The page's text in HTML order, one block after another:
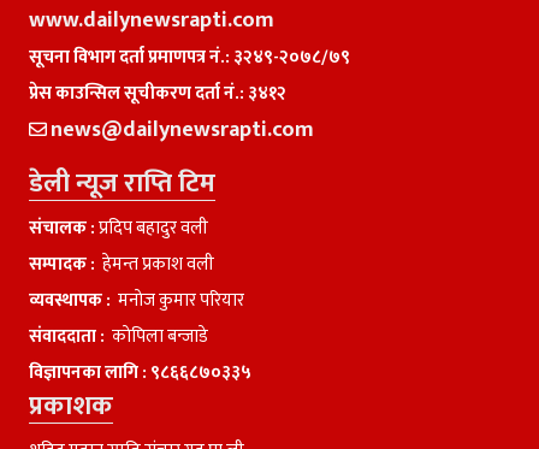
www.dailynewsrapti.com
सूचना विभाग दर्ता प्रमाणपत्र नं.: ३२४९-२०७८/७९
प्रेस काउन्सिल सूचीकरण दर्ता नं.: ३४१२
news@dailynewsrapti.com
डेली न्यूज राप्ति टिम
संचालक :प्रदिप बहादुर वली
सम्पादक : हेमन्त प्रकाश वली
व्यवस्थापक : मनाेज कुमार परियार
संवाददाता : काेपिला बन्जाडे
विज्ञापनका लागि : ९८६६८७०३३५
प्रकाशक